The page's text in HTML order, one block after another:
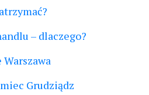
– dlaczego?
Grudziądz